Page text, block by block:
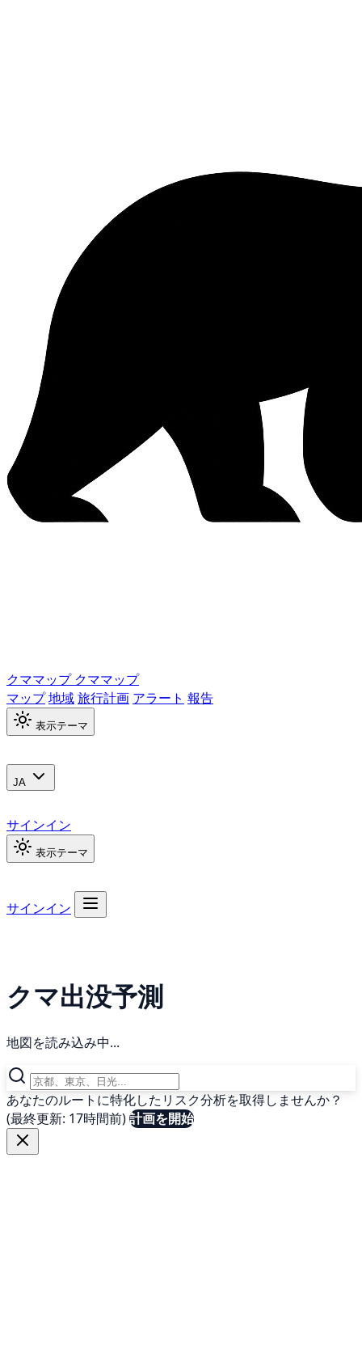
クママップ クママップ
マップ地域旅行計画 アラート 報告
表示テーマ
JA
サインイン
表示テーマ
サインイン
クマ出没予測
地図を読み込み中...
あなたのルートに特化したリスク分析を取得しませんか？
(最終更新: 17時間前)計画を開始